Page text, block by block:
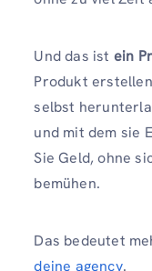
Und das ist ein
Produkt
selbst
und mit dem sie
Sie Geld, ohne
bemühen.
Das bedeutet
deine agency.